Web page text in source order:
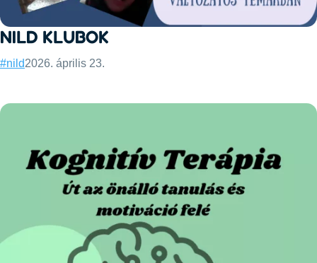
NILD KLUBOK
Categories:
#nildPublished:
2026. április 23.